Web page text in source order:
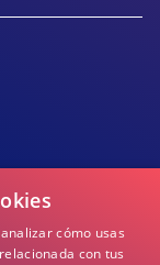
cómo usas
con tus